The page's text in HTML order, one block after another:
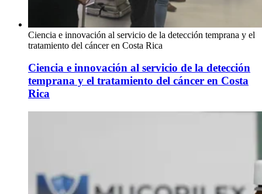
Ciencia e innovación al servicio de la detección temprana y el
tratamiento del cáncer en Costa Rica
Ciencia e innovación al servicio de la detección
temprana y el tratamiento del cáncer en Costa
Rica